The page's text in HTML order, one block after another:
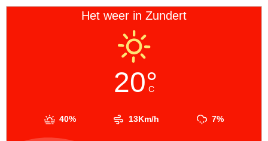
Het weer in Zundert
20°
C
40% 13Km/h 7%